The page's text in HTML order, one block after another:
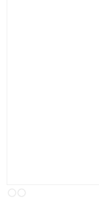
Slide 2 of 2.